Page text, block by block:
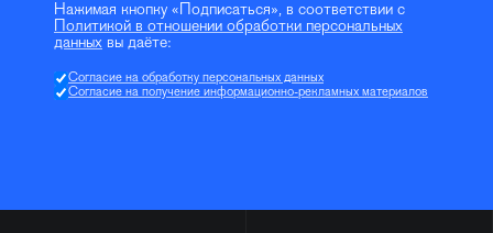
Нажимая кнопку «Подписаться», в соответствии с
Политикой в отношении обработки персональных
данных вы даёте:
Согласие на обработку персональных данных
Согласие на получение информационно-рекламных материалов